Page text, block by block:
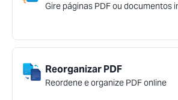
Gire páginas PDF ou documentos
Reorganizar PDF
Reordene e organize PDF online